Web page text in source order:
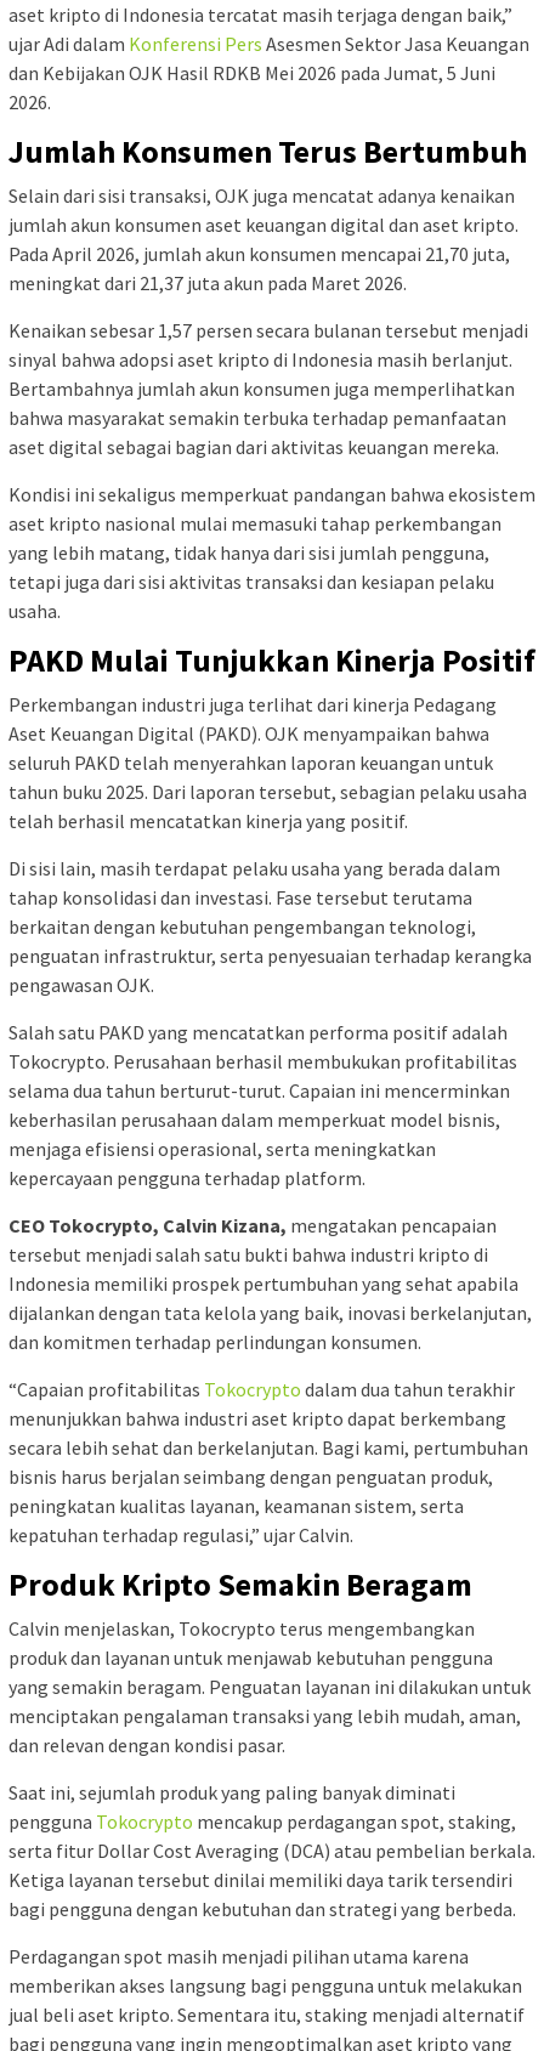
aset kripto di Indonesia tercatat masih terjaga dengan baik,”
ujar Adi dalam Konferensi Pers Asesmen Sektor Jasa Keuangan
dan Kebijakan OJK Hasil RDKB Mei 2026 pada Jumat, 5 Juni
2026.
Jumlah Konsumen Terus Bertumbuh
Selain dari sisi transaksi, OJK juga mencatat adanya kenaikan
jumlah akun konsumen aset keuangan digital dan aset kripto.
Pada April 2026, jumlah akun konsumen mencapai 21,70 juta,
meningkat dari 21,37 juta akun pada Maret 2026.
Kenaikan sebesar 1,57 persen secara bulanan tersebut menjadi
sinyal bahwa adopsi aset kripto di Indonesia masih berlanjut.
Bertambahnya jumlah akun konsumen juga memperlihatkan
bahwa masyarakat semakin terbuka terhadap pemanfaatan
aset digital sebagai bagian dari aktivitas keuangan mereka.
Kondisi ini sekaligus memperkuat pandangan bahwa ekosistem
aset kripto nasional mulai memasuki tahap perkembangan
yang lebih matang, tidak hanya dari sisi jumlah pengguna,
tetapi juga dari sisi aktivitas transaksi dan kesiapan pelaku
usaha.
PAKD Mulai Tunjukkan Kinerja Positif
Perkembangan industri juga terlihat dari kinerja Pedagang
Aset Keuangan Digital (PAKD). OJK menyampaikan bahwa
seluruh PAKD telah menyerahkan laporan keuangan untuk
tahun buku 2025. Dari laporan tersebut, sebagian pelaku usaha
telah berhasil mencatatkan kinerja yang positif.
Di sisi lain, masih terdapat pelaku usaha yang berada dalam
tahap konsolidasi dan investasi. Fase tersebut terutama
berkaitan dengan kebutuhan pengembangan teknologi,
penguatan infrastruktur, serta penyesuaian terhadap kerangka
pengawasan OJK.
Salah satu PAKD yang mencatatkan performa positif adalah
Tokocrypto. Perusahaan berhasil membukukan profitabilitas
selama dua tahun berturut-turut. Capaian ini mencerminkan
keberhasilan perusahaan dalam memperkuat model bisnis,
menjaga efisiensi operasional, serta meningkatkan
kepercayaan pengguna terhadap platform.
CEO Tokocrypto, Calvin Kizana, mengatakan pencapaian
tersebut menjadi salah satu bukti bahwa industri kripto di
Indonesia memiliki prospek pertumbuhan yang sehat apabila
dijalankan dengan tata kelola yang baik, inovasi berkelanjutan,
dan komitmen terhadap perlindungan konsumen.
“Capaian profitabilitas Tokocrypto dalam dua tahun terakhir
menunjukkan bahwa industri aset kripto dapat berkembang
secara lebih sehat dan berkelanjutan. Bagi kami, pertumbuhan
bisnis harus berjalan seimbang dengan penguatan produk,
peningkatan kualitas layanan, keamanan sistem, serta
kepatuhan terhadap regulasi,” ujar Calvin.
Produk Kripto Semakin Beragam
Calvin menjelaskan, Tokocrypto terus mengembangkan
produk dan layanan untuk menjawab kebutuhan pengguna
yang semakin beragam. Penguatan layanan ini dilakukan untuk
menciptakan pengalaman transaksi yang lebih mudah, aman,
dan relevan dengan kondisi pasar.
Saat ini, sejumlah produk yang paling banyak diminati
pengguna Tokocrypto mencakup perdagangan spot, staking,
serta fitur Dollar Cost Averaging (DCA) atau pembelian berkala.
Ketiga layanan tersebut dinilai memiliki daya tarik tersendiri
bagi pengguna dengan kebutuhan dan strategi yang berbeda.
Perdagangan spot masih menjadi pilihan utama karena
memberikan akses langsung bagi pengguna untuk melakukan
jual beli aset kripto. Sementara itu, staking menjadi alternatif
bagi pengguna yang ingin mengoptimalkan aset kripto yang